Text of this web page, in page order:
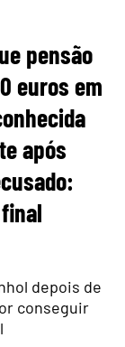
pensão
euros em
após
depois de
conseguir